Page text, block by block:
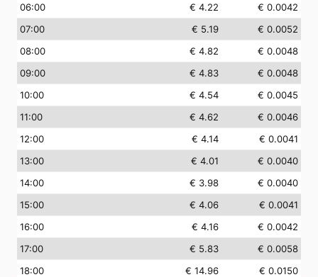
06:00 € 4.22
€ 0.0042
07:00 € 5.19
€ 0.0052
08:00 € 4.82
€ 0.0048
09:00 € 4.83
€ 0.0048
10:00 € 4.54
€ 0.0045
11:00 € 4.62
€ 0.0046
12:00 € 4.14
€ 0.0041
13:00 € 4.01
€ 0.0040
14:00 € 3.98
€ 0.0040
15:00 € 4.06
€ 0.0041
16:00 € 4.16
€ 0.0042
17:00 € 5.83
€ 0.0058
18:00 € 14.96
€ 0.0150